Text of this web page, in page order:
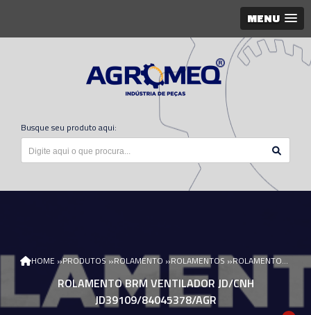
MENU
Busque seu produto aqui:
HOME »PRODUTOS »ROLAMENTO »ROLAMENTOS » ROLAMENTO BRM VENTILADOR JD/CNH JD39109/84045378/AGR
ROLAMENTO BRM VENTILADOR JD/CNH
JD39109/84045378/AGR